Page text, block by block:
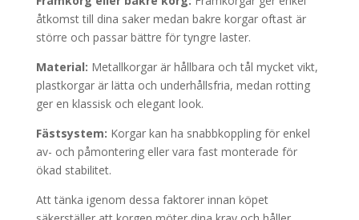
åtkomst till dina saker medan bakre korgar oftast är
större och passar bättre för tyngre laster.
Material: Metallkorgar är hållbara och tål mycket vikt,
plastkorgar är lätta och underhållsfria, medan rotting
ger en klassisk och elegant look.
Fästsystem: Korgar kan ha snabbkoppling för enkel
av- och påmontering eller vara fast monterade för
ökad stabilitet.
Att tänka igenom dessa faktorer innan köpet